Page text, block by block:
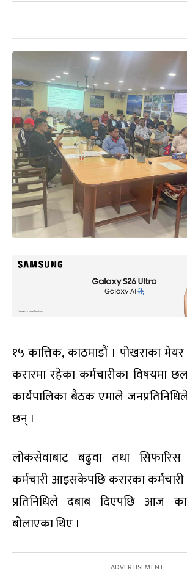
१५ कात्तिक, काठमाडौं । पोखराका
करारमा रहेका कर्मचारीका विषयमा
कार्यपालिका बैठक एमाले
छन् ।
लोकसेवाबाट बढुवा तथा सिफारिस
कर्मचारी आइसकेपछि करारका
प्रतिनिधिले दबाब दिएपछि आज
बोलाएका थिए ।